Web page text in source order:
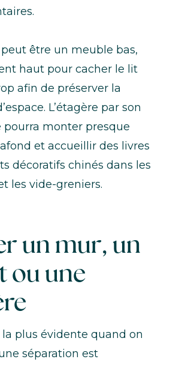
être un meuble bas,
haut pour cacher le lit
afin de préserver la
L’étagère par son
pourra monter presque
et accueillir des livres
décoratifs chinés dans les
les vide-greniers.
un mur, un
ou une
plus évidente quand on
séparation est